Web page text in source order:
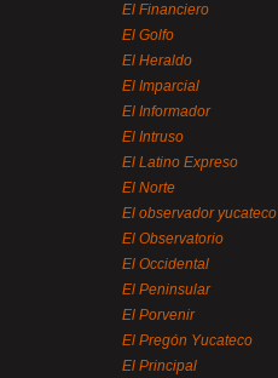
El Financiero
El Golfo
El Heraldo
El Imparcial
El Informador
El Intruso
El Latino Expreso
El Norte
El observador yucateco
El Observatorio
El Occidental
El Peninsular
El Porvenir
El Pregón Yucateco
El Principal